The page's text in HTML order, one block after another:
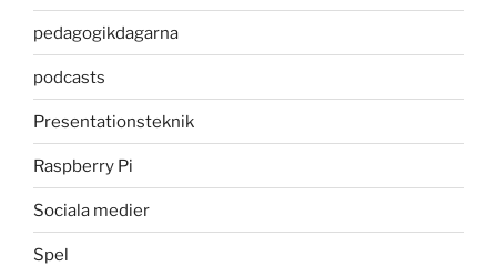
pedagogikdagarna
podcasts
Presentationsteknik
Raspberry Pi
Sociala medier
Spel